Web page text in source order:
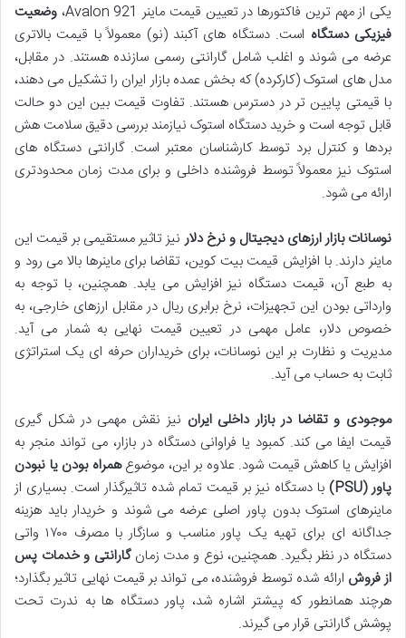
یکی از مهم ترین فاکتورها در تعیین قیمت ماینر Avalon 921،
وضعیت
فیزیکی دستگاه است. دستگاه های آکبند (نو) معمولاً با قیمت بالاتری
عرضه می شوند و اغلب شامل گارانتی رسمی سازنده هستند. در مقابل،
مدل های استوک (کارکرده) که بخش عمده بازار ایران را تشکیل می دهند،
با قیمتی پایین تر در دسترس هستند. تفاوت قیمت بین این دو حالت
قابل توجه است و خرید دستگاه استوک نیازمند بررسی دقیق سلامت هش
بردها و کنترل برد توسط کارشناسان معتبر است. گارانتی دستگاه های
استوک نیز معمولاً توسط فروشنده داخلی و برای مدت زمان محدودتری
ارائه می شود.
نوسانات بازار ارزهای دیجیتال و نرخ دلارنیز تاثیر مستقیمی بر قیمت این
ماینر دارند. با افزایش قیمت بیت کوین، تقاضا برای ماینرها بالا می رود و
به طبع آن، قیمت دستگاه نیز افزایش می یابد. همچنین، با توجه به
وارداتی بودن این تجهیزات، نرخ برابری ریال در مقابل ارزهای خارجی، به
خصوص دلار، عامل مهمی در تعیین قیمت نهایی به شمار می آید.
مدیریت و نظارت بر این نوسانات، برای خریداران حرفه ای یک استراتژی
ثابت به حساب می آید.
موجودی و تقاضا در بازار داخلی ایران نیز نقش مهمی در شکل گیری
قیمت ایفا می کند. کمبود یا فراوانی دستگاه در بازار، می تواند منجر به
افزایش یا کاهش قیمت شود. علاوه بر این، موضوعهمراه بودن یا نبودن
پاور (PSU)
با دستگاه نیز بر قیمت تمام شده تاثیرگذار است. بسیاری از
ماینرهای استوک بدون پاور اصلی عرضه می شوند و خریدار باید هزینه
جداگانه ای برای تهیه یک پاور مناسب و سازگار با مصرف ۱۷۰۰ واتی
دستگاه در نظر بگیرد. همچنین، نوع و مدت زمانگارانتی و خدمات پس
از فروش ارائه شده توسط فروشنده، می تواند بر قیمت نهایی تاثیر بگذارد؛
هرچند همانطور که پیشتر اشاره شد، پاور دستگاه ها به ندرت تحت
پوشش گارانتی قرار می گیرند.